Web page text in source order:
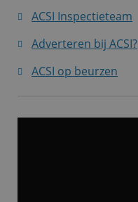
ACSI Inspectieteam
Adverteren bij ACSI?
ACSI op beurzen